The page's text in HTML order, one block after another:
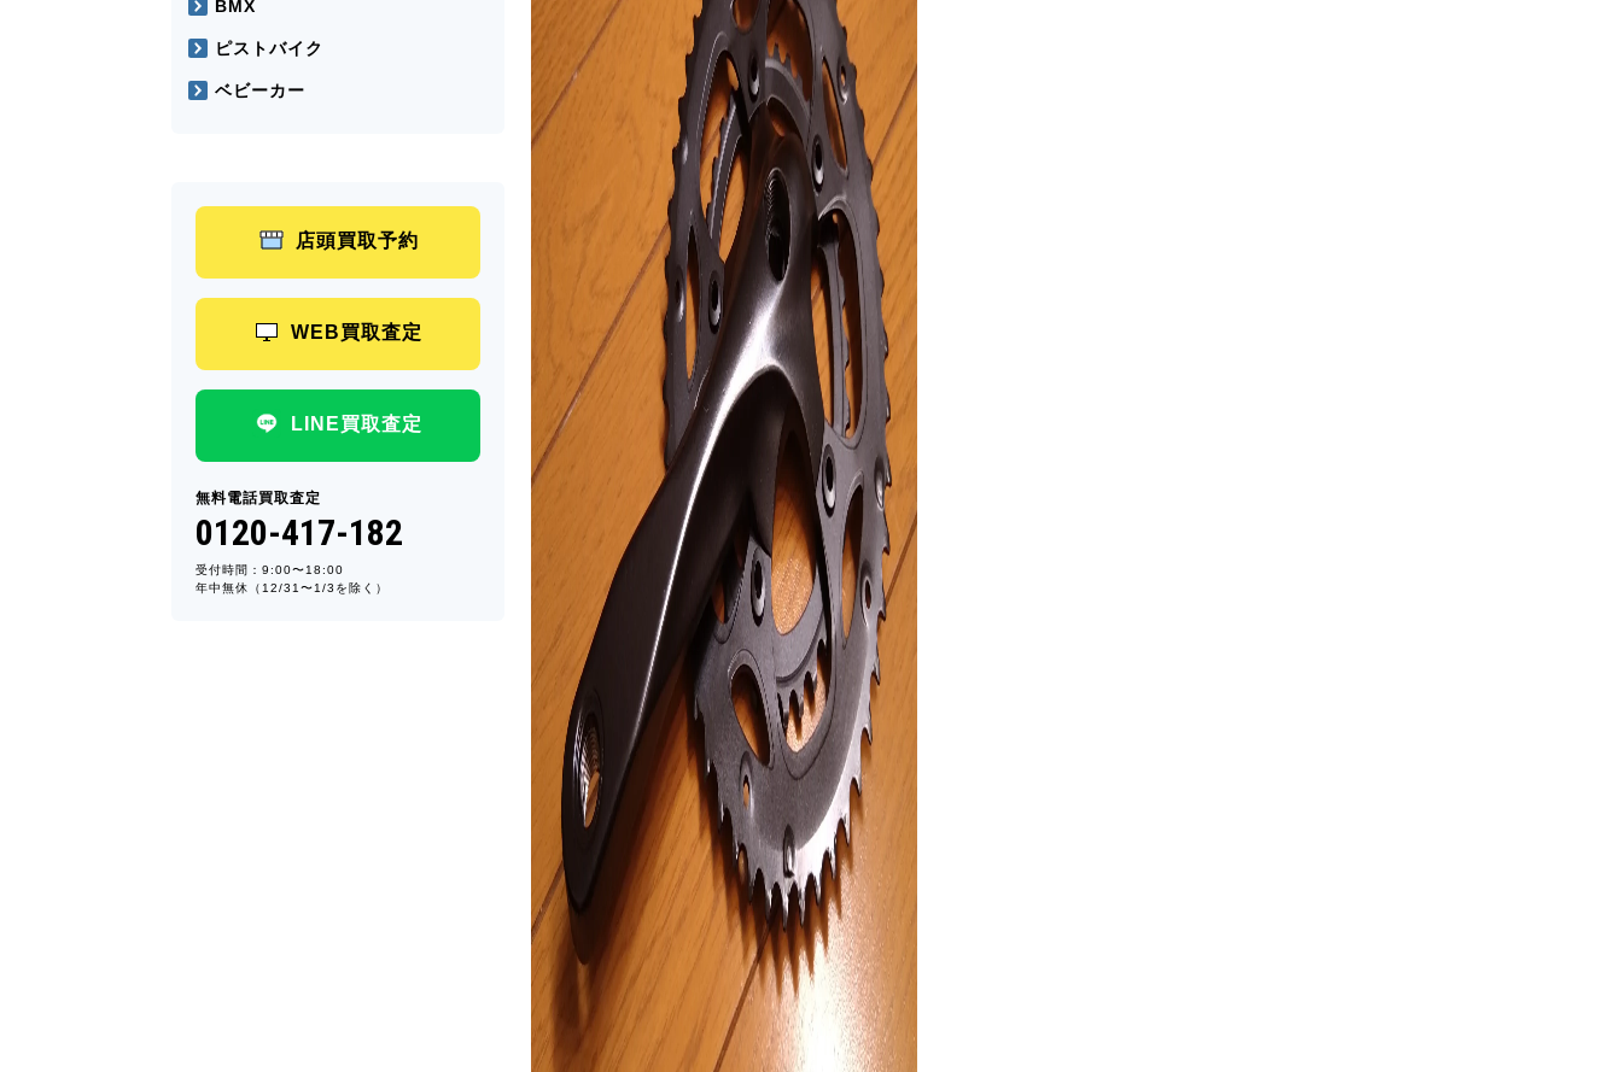
BMX
ピストバイク
ベビーカー
店頭買取予約
WEB買取査定
LINE買取査定
無料電話買取査定
0120-417-182
受付時間：9:00〜18:00
年中無休（12/31〜1/3を除く）